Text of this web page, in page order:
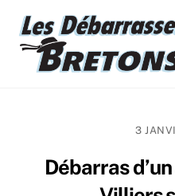
content
3
Débarras